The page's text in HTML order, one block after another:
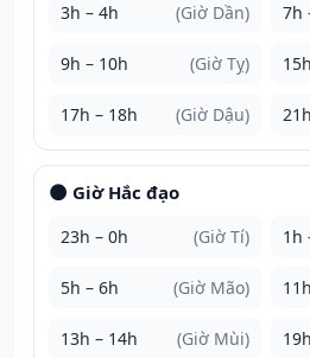
3h – 4h (Giờ Dần) 7h
9h – 10h (Giờ Tỵ)
17h – 18h (Giờ Dậu)
🌑 Giờ Hắc đạo
23h – 0h (Giờ Tí) 1h
5h – 6h (Giờ Mão)
13h – 14h (Giờ Mùi)